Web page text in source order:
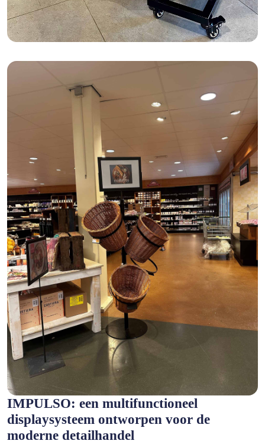
IMPULSO: een multifunctioneel
displaysysteem ontworpen voor de
moderne detailhandel